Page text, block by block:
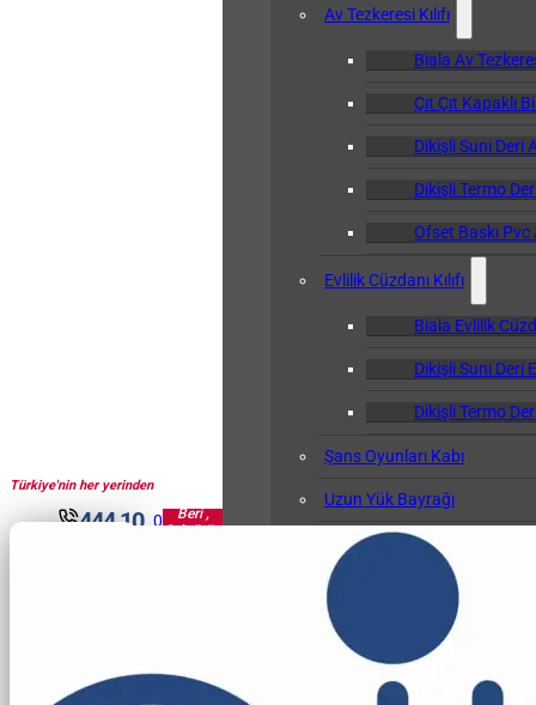
Türkiye'nin her yerinden
444 10 0
Beri ,
Sektörün
Av Tezkeresi Kılıfı
Biala Av
Çıt Çıt Kapaklı
Dikişli Suni Deri
Dikişli Termo
Ofset Baskı Pvc
Evlilik Cüzdanı Kılıfı
Biala Evlilik
Dikişli Suni Deri
Dikişli Termo
Şans Oyunları Kabı
Uzun Yük Bayrağı
Klasör
Okul Albümü
Öğretmen Not Defteri Kabı
Biala